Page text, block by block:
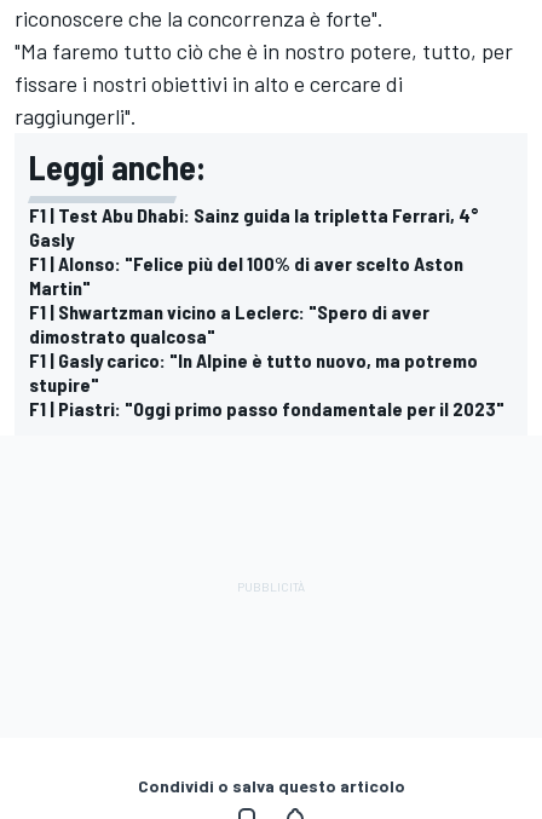
riconoscere che la concorrenza è forte".
"Ma faremo tutto ciò che è in nostro potere, tutto, per
fissare i nostri obiettivi in alto e cercare di
raggiungerli".
Leggi anche:
F1 | Test Abu Dhabi: Sainz guida la tripletta Ferrari, 4°
Gasly
F1 | Alonso: "Felice più del 100% di aver scelto Aston
Martin"
F1 | Shwartzman vicino a Leclerc: "Spero di aver
dimostrato qualcosa"
F1 | Gasly carico: "In Alpine è tutto nuovo, ma potremo
stupire"
F1 | Piastri: "Oggi primo passo fondamentale per il 2023"
Condividi o salva questo articolo